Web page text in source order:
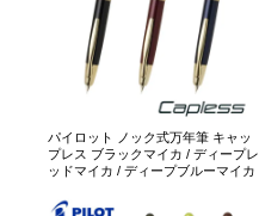
パイロット ノック式万年筆 キャッ
プレス ブラックマイカ / ディープレ
ッドマイカ / ディープブルーマイカ